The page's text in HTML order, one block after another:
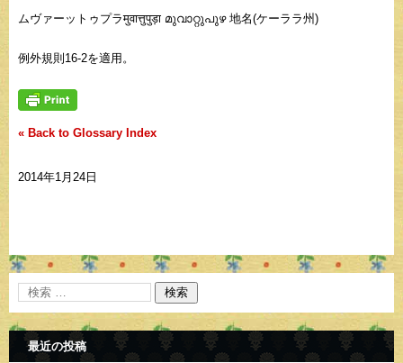
ムヴァーットゥプラमुवात्तुपुड़ा മുവാറ്റുപുഴ 地名(ケーララ州)
例外規則16-2を適用。
« Back to Glossary Index
2014年1月24日
最近の投稿